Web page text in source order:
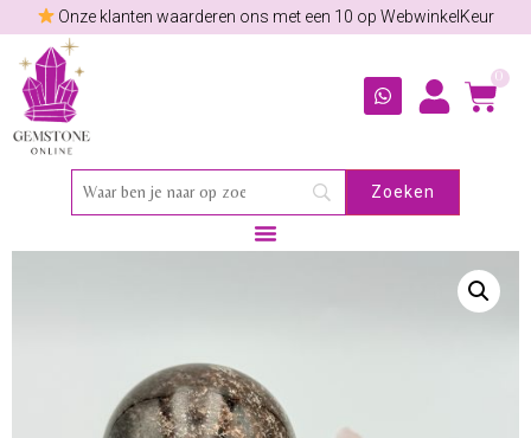
Onze klanten waarderen ons met een 10 op WebwinkelKeur
0